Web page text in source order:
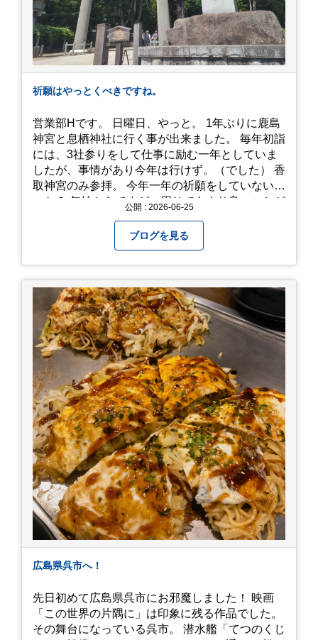
す、、！！！
祈願はやっとくべきですね。
営業部Hです。 日曜日、やっと。 1年ぶりに鹿島
神宮と息栖神社に行く事が出来ました。 毎年初詣
には、3社参りをして仕事に励む一年としていま
したが、事情があり今年は行けず。（でした） 香
取神宮のみ参拝。 今年一年の祈願をしていないせ
いか？ 年始からですが、周りであまり良いことが
から、あっという間に半年が過ぎやっとこさ。 3
日後のこと。不思議ですね。 気にかかる事1つ
目。友人の長期入院から退院の知らせあり！ 気に
かかる事2つ目。疎遠だった知人の訪問あり！ 気
にかかるetcが徐々に....。 気の持ちようと、タイ
ミングかもしれませんが。お宮参りはお薦めで
す。
公開 : 2026-06-25
ブログを見る
広島県呉市へ！
先日初めて広島県呉市にお邪魔しました！ 映画
「この世界の片隅に」は印象に残る作品でした。
その舞台になっている呉市。 潜水艦「てつのくじ